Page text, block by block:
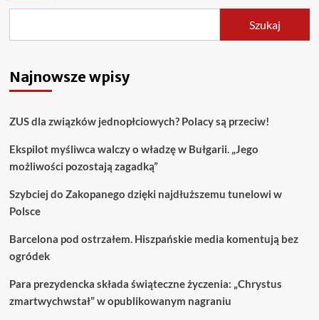
Szukaj
Najnowsze wpisy
ZUS dla związków jednopłciowych? Polacy są przeciw!
Ekspilot myśliwca walczy o władzę w Bułgarii. „Jego
możliwości pozostają zagadką”
Szybciej do Zakopanego dzięki najdłuższemu tunelowi w
Polsce
Barcelona pod ostrzałem. Hiszpańskie media komentują bez
ogródek
Para prezydencka składa świąteczne życzenia: „Chrystus
zmartwychwstał” w opublikowanym nagraniu